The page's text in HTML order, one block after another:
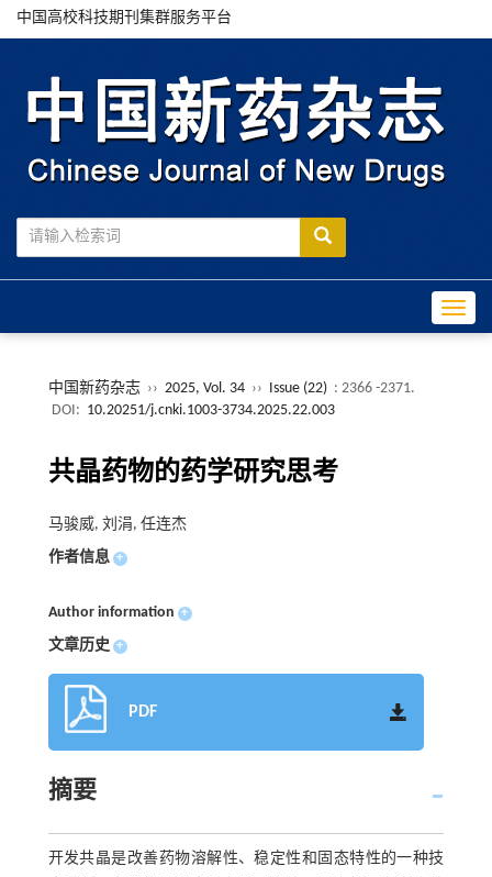
中国高校科技期刊集群服务平台
中国新药杂志 ›› 2025, Vol. 34 ›› Issue (22) : 2366 -2371.
DOI: 10.20251/j.cnki.1003-3734.2025.22.003
共晶药物的药学研究思考
马骏威, 刘涓, 任连杰
作者信息 +
Author information +
文章历史 +
PDF
摘要
开发共晶是改善药物溶解性、稳定性和固态特性的一种技